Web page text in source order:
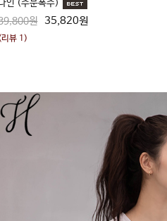
인 (주문폭주)
원 35,820원
뷰 1)